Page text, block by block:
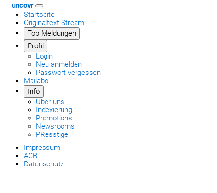
uncovr
Startseite
Originaltext Stream
Top Meldungen
Profil
Login
Neu anmelden
Passwort vergessen
Mailabo
Info
Über uns
Indexierung
Promotions
Newsrooms
PResstige
Impressum
AGB
Datenschutz